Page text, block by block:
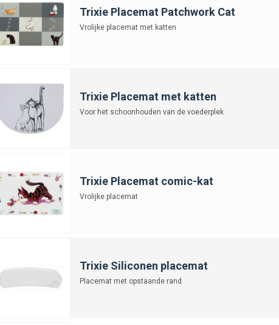
Trixie Placemat Patchwork Cat
Vrolijke placemat met katten
Trixie Placemat met katten
Voor het schoonhouden van de voederplek
Trixie Placemat comic-kat
Vrolijke placemat
Trixie Siliconen placemat
Placemat met opstaande rand